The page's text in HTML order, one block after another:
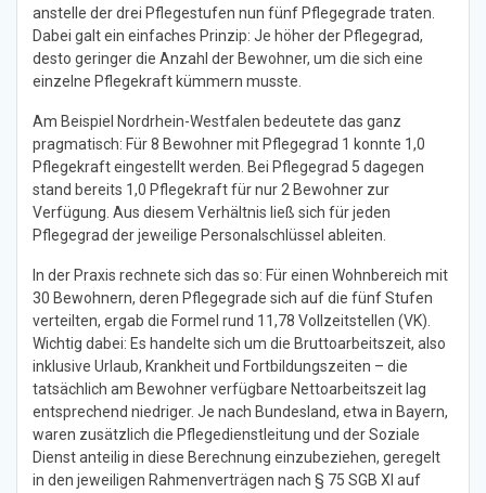
anstelle der drei Pflegestufen nun fünf Pflegegrade traten.
Dabei galt ein einfaches Prinzip: Je höher der Pflegegrad,
desto geringer die Anzahl der Bewohner, um die sich eine
einzelne Pflegekraft kümmern musste.
Am Beispiel Nordrhein-Westfalen bedeutete das ganz
pragmatisch: Für 8 Bewohner mit Pflegegrad 1 konnte 1,0
Pflegekraft eingestellt werden. Bei Pflegegrad 5 dagegen
stand bereits 1,0 Pflegekraft für nur 2 Bewohner zur
Verfügung. Aus diesem Verhältnis ließ sich für jeden
Pflegegrad der jeweilige Personalschlüssel ableiten.
In der Praxis rechnete sich das so: Für einen Wohnbereich mit
30 Bewohnern, deren Pflegegrade sich auf die fünf Stufen
verteilten, ergab die Formel rund 11,78 Vollzeitstellen (VK).
Wichtig dabei: Es handelte sich um die Bruttoarbeitszeit, also
inklusive Urlaub, Krankheit und Fortbildungszeiten – die
tatsächlich am Bewohner verfügbare Nettoarbeitszeit lag
entsprechend niedriger. Je nach Bundesland, etwa in Bayern,
waren zusätzlich die Pflegedienstleitung und der Soziale
Dienst anteilig in diese Berechnung einzubeziehen, geregelt
in den jeweiligen Rahmenverträgen nach § 75 SGB XI auf